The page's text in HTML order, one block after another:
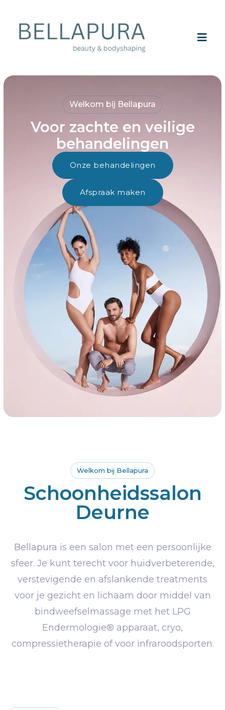
Welkom bij Bellapura
Voor zachte en veilige
behandelingen
Onze behandelingen
Afspraak maken
Welkom bij Bellapura
Schoonheidssalon
Deurne
Bellapura is een salon met een persoonlijke
sfeer. Je kunt terecht voor huidverbeterende,
verstevigende en afslankende treatments
voor je gezicht en lichaam door middel van
bindweefselmassage met het LPG
Endermologie® apparaat, cryo,
compressietherapie of voor infraroodsporten.